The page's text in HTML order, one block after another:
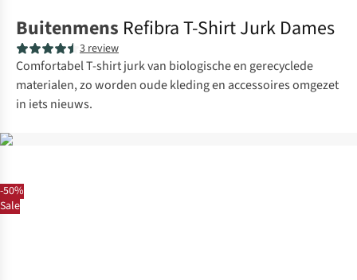
-50%
Sale
Buitenmens Refibra T-Shirt Jurk Dames
3 review
Comfortabel T-shirt jurk van biologische en gerecyclede
materialen, zo worden oude kleding en accessoires omgezet
in iets nieuws.